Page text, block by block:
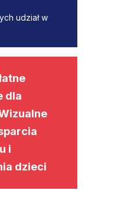
udział w
dla
i
dzieci